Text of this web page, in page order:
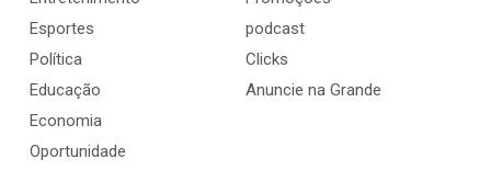
Esportes
Política
Educação
Economia
Oportunidade
podcast
Clicks
Anuncie na Grande